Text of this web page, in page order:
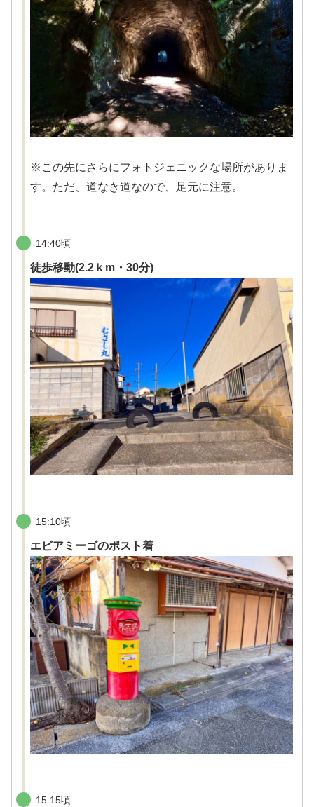
※この先にさらにフォトジェニックな場所がありま
す。ただ、道なき道なので、足元に注意。
14:40頃
徒歩移動(2.2ｋm・30分)
15:10頃
エビアミーゴのポスト着
15:15頃